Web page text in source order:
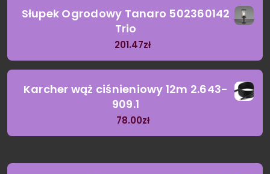
Słupek Ogrodowy Tanaro 502360142
Trio
201.47zł
Karcher wąż ciśnieniowy 12m 2.643-
909.1
78.00zł